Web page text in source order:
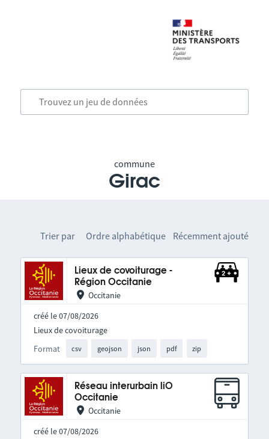
commune
Girac
Trier par Ordre alphabétique Récemment ajouté
Lieux de covoiturage -
Région Occitanie
Occitanie
créé le 07/08/2026
Format csv geojson json pdf zip
Lieux de covoiturage
Réseau interurbain liO
Occitanie
Occitanie
créé le 07/08/2026